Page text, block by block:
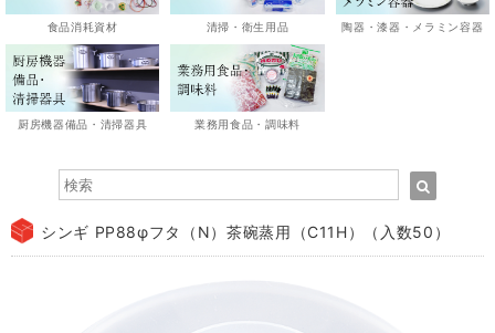
食品消耗資材 清掃・衛生用品 陶器・漆器・メラミン容器
厨房機器備品・清掃器具 業務用食品・調味料
シンギ PP88φフタ（N）茶碗蒸用（C11H）（入数50）